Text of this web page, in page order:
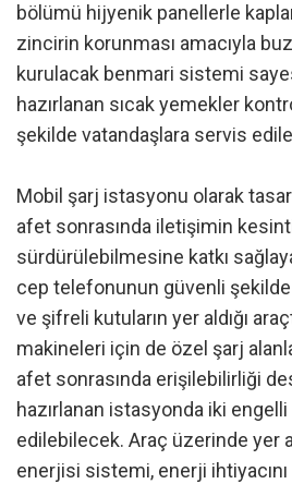
bölümü hijyenik panellerle
zincirin korunması amacıyla
kurulacak benmari sistemi
hazırlanan sıcak yemekler
şekilde vatandaşlara servis
Mobil şarj istasyonu olarak
afet sonrasında iletişimin
sürdürülebilmesine katkı
cep telefonunun güvenli
ve şifreli kutuların yer aldığı
makineleri için de özel şarj
afet sonrasında erişilebilirliği
hazırlanan istasyonda iki engelli
edilebilecek. Araç üzerinde yer
enerjisi sistemi, enerji